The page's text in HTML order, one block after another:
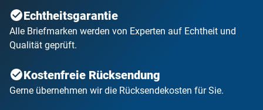
Echtheitsgarantie
Alle Briefmarken werden von Experten auf Echtheit und
Qualität geprüft.
Kostenfreie Rücksendung
Gerne übernehmen wir die Rücksendekosten für Sie.